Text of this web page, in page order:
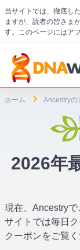
当サイトでは、徹底し
ますが、読者の皆さま
す。このページにはア
ホーム Ancestryの
2026年
現在、Ancestry
サイトでは毎日
クーポンをご覧く